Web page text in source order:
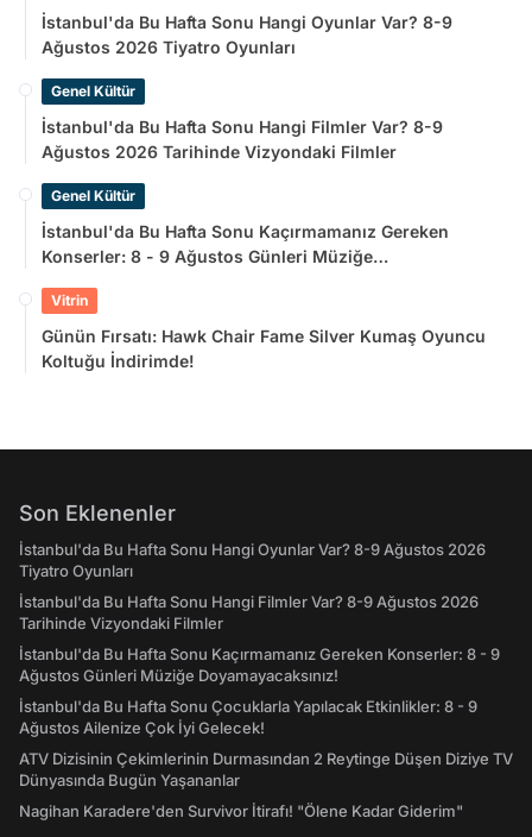
İstanbul'da Bu Hafta Sonu Hangi Oyunlar Var? 8-9
Ağustos 2026 Tiyatro Oyunları
Genel Kültür
İstanbul'da Bu Hafta Sonu Hangi Filmler Var? 8-9
Ağustos 2026 Tarihinde Vizyondaki Filmler
Genel Kültür
İstanbul'da Bu Hafta Sonu Kaçırmamanız Gereken
Konserler: 8 - 9 Ağustos Günleri Müziğe
Vitrin
Günün Fırsatı: Hawk Chair Fame Silver Kumaş Oyuncu
Koltuğu İndirimde!
Son Eklenenler
İstanbul'da Bu Hafta Sonu Hangi Oyunlar Var? 8-9 Ağustos 2026
Tiyatro Oyunları
İstanbul'da Bu Hafta Sonu Hangi Filmler Var? 8-9 Ağustos 2026
Tarihinde Vizyondaki Filmler
İstanbul'da Bu Hafta Sonu Kaçırmamanız Gereken Konserler: 8 - 9
Ağustos Günleri Müziğe Doyamayacaksınız!
İstanbul'da Bu Hafta Sonu Çocuklarla Yapılacak Etkinlikler: 8 - 9
Ağustos Ailenize Çok İyi Gelecek!
ATV Dizisinin Çekimlerinin Durmasından 2 Reytinge Düşen Diziye TV
Dünyasında Bugün Yaşananlar
Nagihan Karadere'den Survivor İtirafı! "Ölene Kadar Giderim"